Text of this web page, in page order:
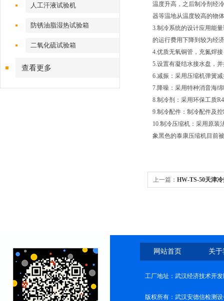
人工汗液试验机
防锈油脂湿热试验箱
二氧化硫试验箱
查看更多
温度升高，之后制冷剂经
器等温地从温度较高的物
3.制冷系统的设计应用能
的运行费用下降到较为经
4.优质无氧铜管，充氮焊
5.设置有凝结水接水盘，
6.减振：采用压缩机弹簧
7.降噪：采用特种消音海
8.制冷剂：采用环保工质
9.制冷配件：制冷配件及
10.制冷压缩机：采用原装
象黑色的泰康压缩机目前
上一篇： HW-TS-50天津
网站首页 关
工厂地址：武汉经济技术开
版权所有：武汉安德信检测